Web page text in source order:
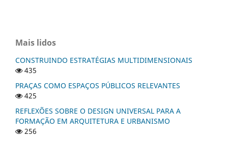
Mais lidos
CONSTRUINDO ESTRATÉGIAS MULTIDIMENSIONAIS
435
PRAÇAS COMO ESPAÇOS PÚBLICOS RELEVANTES
425
REFLEXÕES SOBRE O DESIGN UNIVERSAL PARA A
FORMAÇÃO EM ARQUITETURA E URBANISMO
256